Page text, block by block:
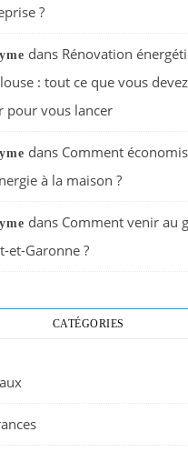
?
dans Rénovation
: tout ce que vous devez
pour vous lancer
dans Comment
à la maison ?
dans Comment venir au
et-Garonne ?
CATÉGORIES